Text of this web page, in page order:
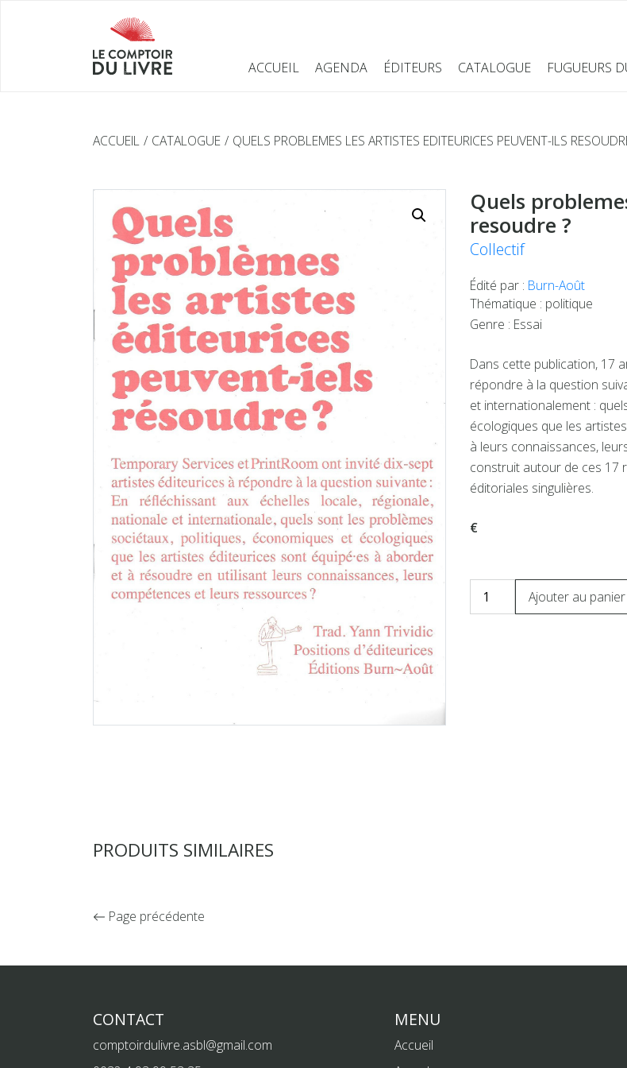
ACCUEIL AGENDA ÉDITEURS CATALOGUE FUGUEURS
ACCUEIL CATALOGUE QUELS PROBLEMES LES ARTISTES EDITEURICES PEUVENT-ILS
Quels
resoudre ?
Collectif
Édité par : Burn-Août
Thématique : politique
Genre : Essai
Dans cette publication, 17
répondre à la question
et internationalement :
écologiques que les
à leurs connaissances,
construit autour de ces 17
éditoriales singulières.
€
Ajouter au panier
PRODUITS SIMILAIRES
Page précédente
CONTACT
comptoirdulivre.asbl@gmail.com
MENU
Accueil